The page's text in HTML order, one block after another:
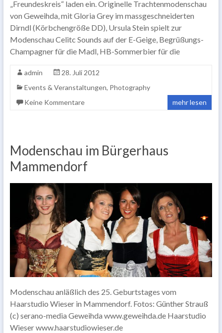
„Freundeskreis“ laden ein. Originelle Trachtenmodenschau
von Geweihda, mit Gloria Grey im massgeschneiderten
Dirndl (Körbchengröße DD), Ursula Stein spielt zur
Modenschau Celitc Sounds auf der E-Geige, Begrüßungs-
Champagner für die Madl, HB-Sommerbier für die
admin
28. Juli 2012
Events & Veranstaltungen, Photography
Keine Kommentare
mehr lesen
Modenschau im Bürgerhaus
Mammendorf
Modenschau anläßlich des 25. Geburtstages vom
Haarstudio Wieser in Mammendorf. Fotos: Günther Strauß
(c) serano-media Geweihda www.geweihda.de Haarstudio
Wieser www.haarstudiowieser.de